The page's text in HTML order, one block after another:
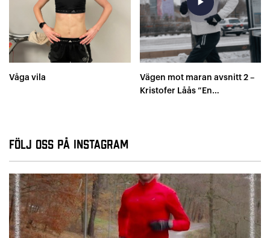
Våga vila
Vägen mot maran avsnitt 2 –
Kristofer Låås ”En
Följ oss på Instagram